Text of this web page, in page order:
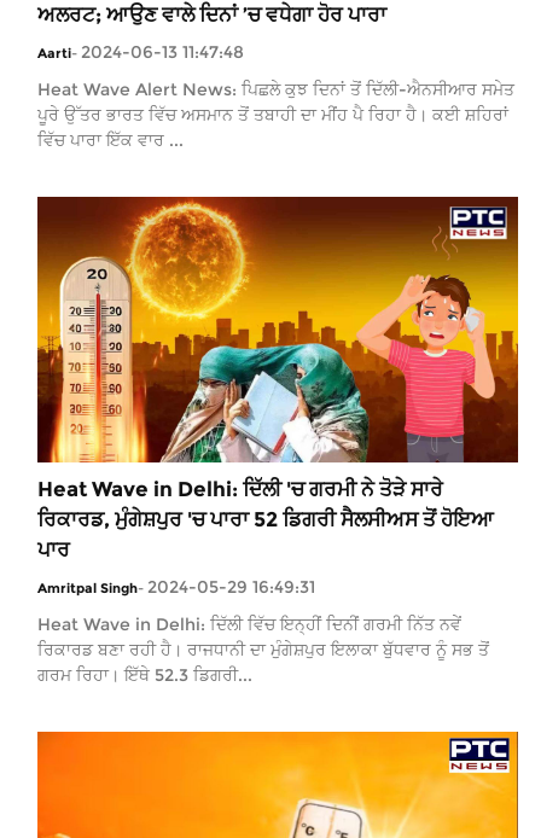
ਅਲਰਟ; ਆਉਣ ਵਾਲੇ ਦਿਨਾਂ ’ਚ ਵਧੇਗਾ ਹੋਰ ਪਾਰਾ
Aarti- 2024-06-13 11:47:48
Heat Wave Alert News: ਪਿਛਲੇ ਕੁਝ ਦਿਨਾਂ ਤੋਂ ਦਿੱਲੀ-ਐਨਸੀਆਰ ਸਮੇਤ
ਪੂਰੇ ਉੱਤਰ ਭਾਰਤ ਵਿੱਚ ਅਸਮਾਨ ਤੋਂ ਤਬਾਹੀ ਦਾ ਮੀਂਹ ਪੈ ਰਿਹਾ ਹੈ। ਕਈ ਸ਼ਹਿਰਾਂ
ਵਿੱਚ ਪਾਰਾ ਇੱਕ ਵਾਰ ...
Heat Wave in Delhi: ਦਿੱਲੀ 'ਚ ਗਰਮੀ ਨੇ ਤੋੜੇ ਸਾਰੇ
ਰਿਕਾਰਡ, ਮੁੰਗੇਸ਼ਪੁਰ 'ਚ ਪਾਰਾ 52 ਡਿਗਰੀ ਸੈਲਸੀਅਸ ਤੋਂ ਹੋਇਆ
ਪਾਰ
Amritpal Singh- 2024-05-29 16:49:31
Heat Wave in Delhi: ਦਿੱਲੀ ਵਿੱਚ ਇਨ੍ਹੀਂ ਦਿਨੀਂ ਗਰਮੀ ਨਿੱਤ ਨਵੇਂ
ਰਿਕਾਰਡ ਬਣਾ ਰਹੀ ਹੈ। ਰਾਜਧਾਨੀ ਦਾ ਮੁੰਗੇਸ਼ਪੁਰ ਇਲਾਕਾ ਬੁੱਧਵਾਰ ਨੂੰ ਸਭ ਤੋਂ
ਗਰਮ ਰਿਹਾ। ਇੱਥੇ 52.3 ਡਿਗਰੀ...